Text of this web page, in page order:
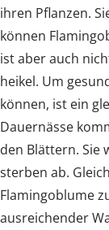
ihren Pflanzen.
können
ist aber auch
heikel. Um
können, ist ein
Dauernässe
den Blättern. Sie
sterben ab.
Flamingoblume
ausreichender